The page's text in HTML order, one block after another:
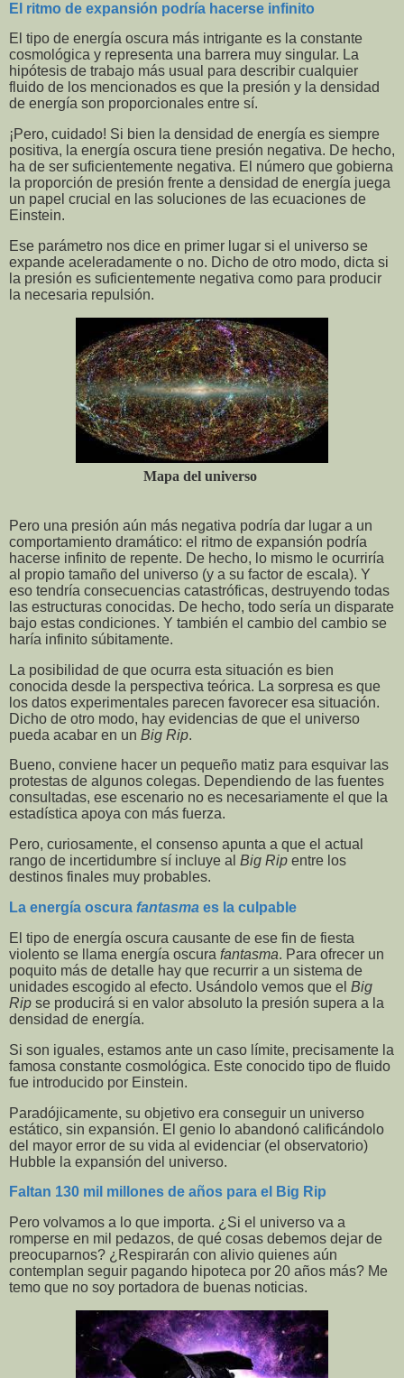
El ritmo de expansión podría hacerse infinito
El tipo de energía oscura más intrigante es la constante
cosmológica y representa una barrera muy singular. La
hipótesis de trabajo más usual para describir cualquier
fluido de los mencionados es que la presión y la densidad
de energía son proporcionales entre sí.
¡Pero, cuidado! Si bien la densidad de energía es siempre
positiva, la energía oscura tiene presión negativa. De hecho,
ha de ser suficientemente negativa. El número que gobierna
la proporción de presión frente a densidad de energía juega
un papel crucial en las soluciones de las ecuaciones de
Einstein.
Ese parámetro nos dice en primer lugar si el universo se
expande aceleradamente o no. Dicho de otro modo, dicta si
la presión es suficientemente negativa como para producir
la necesaria repulsión.
Mapa del universo
Pero una presión aún más negativa podría dar lugar a un
comportamiento dramático: el ritmo de expansión podría
hacerse infinito de repente. De hecho, lo mismo le ocurriría
al propio tamaño del universo (y a su factor de escala). Y
eso tendría consecuencias catastróficas, destruyendo todas
las estructuras conocidas. De hecho, todo sería un disparate
bajo estas condiciones. Y también el cambio del cambio se
haría infinito súbitamente.
La posibilidad de que ocurra esta situación es bien
conocida desde la perspectiva teórica. La sorpresa es que
los datos experimentales parecen favorecer esa situación.
Dicho de otro modo, hay evidencias de que el universo
pueda acabar en un Big Rip.
Bueno, conviene hacer un pequeño matiz para esquivar las
protestas de algunos colegas. Dependiendo de las fuentes
consultadas, ese escenario no es necesariamente el que la
estadística apoya con más fuerza.
Pero, curiosamente, el consenso apunta a que el actual
rango de incertidumbre sí incluye al Big Rip entre los
destinos finales muy probables.
La energía oscura fantasma es la culpable
El tipo de energía oscura causante de ese fin de fiesta
violento se llama energía oscura fantasma. Para ofrecer un
poquito más de detalle hay que recurrir a un sistema de
unidades escogido al efecto. Usándolo vemos que el Big
Rip se producirá si en valor absoluto la presión supera a la
densidad de energía.
Si son iguales, estamos ante un caso límite, precisamente la
famosa constante cosmológica. Este conocido tipo de fluido
fue introducido por Einstein.
Paradójicamente, su objetivo era conseguir un universo
estático, sin expansión. El genio lo abandonó calificándolo
del mayor error de su vida al evidenciar (el observatorio)
Hubble la expansión del universo.
Faltan 130 mil millones de años para el Big Rip
Pero volvamos a lo que importa. ¿Si el universo va a
romperse en mil pedazos, de qué cosas debemos dejar de
preocuparnos? ¿Respirarán con alivio quienes aún
contemplan seguir pagando hipoteca por 20 años más? Me
temo que no soy portadora de buenas noticias.